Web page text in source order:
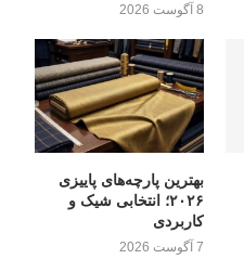
8 آگوست 2026
بهترین پارچه‌های پاییزی
۲۰۲۶؛ انتخابی شیک و
کاربردی
7 آگوست 2026